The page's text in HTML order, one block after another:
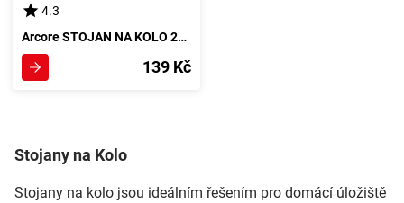
4.3
Arcore STOJAN NA KOLO 26-29, tmavě šedá
139 Kč
Stojany na Kolo
Stojany na kolo jsou ideálním řešením pro domácí úložiště